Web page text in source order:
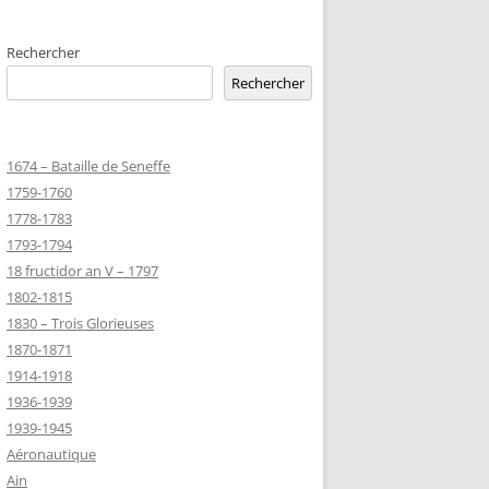
DE
MARIE
SUR-
DU CLION-
Rechercher
Rechercher
1674 – Bataille de Seneffe
1759-1760
1778-1783
1793-1794
18 fructidor an V – 1797
1802-1815
1830 – Trois Glorieuses
1870-1871
1914-1918
1936-1939
1939-1945
Aéronautique
Ain